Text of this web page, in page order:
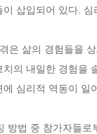
삽입되어 있다.
은 삶의 경험들을
의 내밀한 경험을
심리적 역동이
방법 중 참가자들